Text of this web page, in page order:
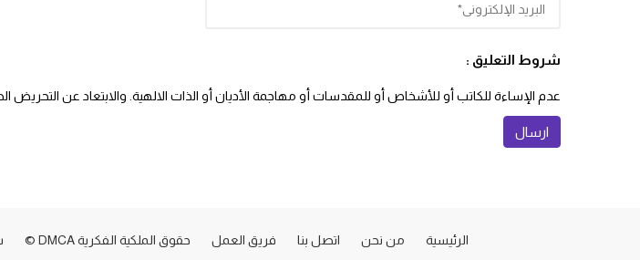
شروط التعليق :
عدم الإساءة للكاتب أو للأشخاص أو للمقدسات أو مهاجمة الأديان أو الذات الالهية. والابتعاد عن التحريض
الرئيسية من نحن اتصل بنا فريق العمل حقوق الملكية الفكرية DMCA ©